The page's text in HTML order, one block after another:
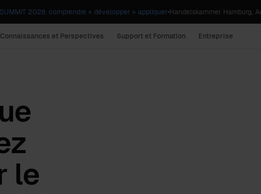
2026. comprendre » développer » appliquer•Handelskammer Hamburg,
Connaissances et Perspectives Support et Formation Entreprise
le